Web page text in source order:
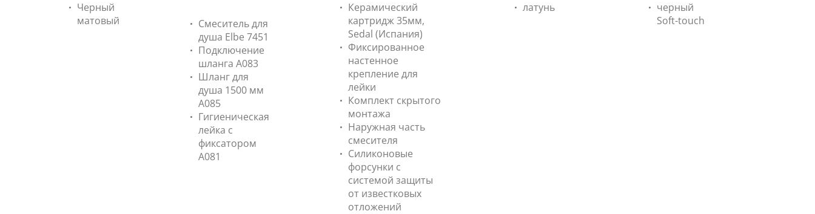
Черный
матовый
Смеситель для
душа Elbe 7451
Подключение
шланга A083
Шланг для
душа 1500 мм
А085
Гигиеническая
лейка с
фиксатором
A081
Керамический
картридж 35мм,
Sedal (Испания)
Фиксированное
настенное
крепление для
лейки
Комплект скрытого
монтажа
Наружная часть
смесителя
Силиконовые
форсунки с
системой защиты
от известковых
отложений
латунь
черный
Soft-touch